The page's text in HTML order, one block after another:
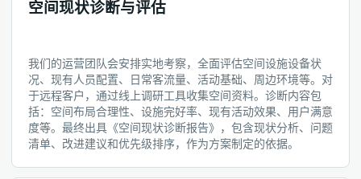
空间现状诊断与评估
我们的运营团队会安排实地考察，全面评估空间设施设备状
况、现有人员配置、日常客流量、活动基础、周边环境等。对
于远程客户，通过线上调研工具收集空间资料。诊断内容包
括：空间布局合理性、设施完好率、现有活动效果、用户满意
度等。最终出具《空间现状诊断报告》，包含现状分析、问题
清单、改进建议和优先级排序，作为方案制定的依据。